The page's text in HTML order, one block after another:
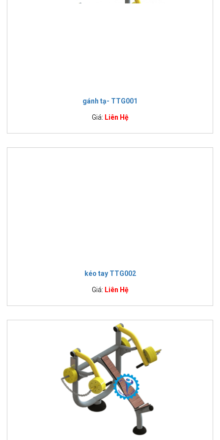
gánh tạ- TTG001
Giá: Liên Hệ
kéo tay TTG002
Giá: Liên Hệ